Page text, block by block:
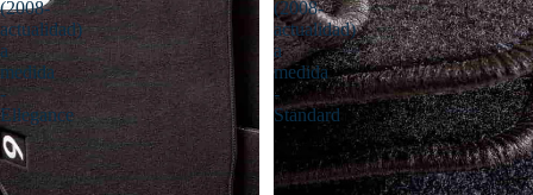
(2008-
actualidad)
a
medida
-
Ellegance
(2008-
actualidad)
a
medida
-
Standard